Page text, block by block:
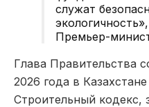
служат
Премьер-
Глава Правительства
2026 года в
Строительный кодекс,